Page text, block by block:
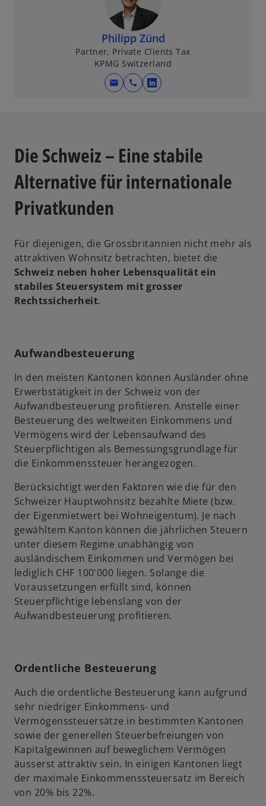
i
n
e
i
n
e
r
e
n
R
e
t
e
r
k
e
ö
f
f
n
e
t
Philipp Zünd
Partner, Private Clients Tax
KPMG Switzerland
mail call
w
n
i
n
e
u
e
s
t
e
r
k
a
r
e
g
e
ö
f
f
n
e
t
Die Schweiz – Eine stabile
Alternative für internationale
Privatkunden
Für diejenigen, die Grossbritannien nicht mehr als
attraktiven Wohnsitz betrachten, bietet die
Schweiz neben hoher Lebensqualität ein
stabiles Steuersystem mit grosser
Rechtssicherheit.
Aufwandbesteuerung
In den meisten Kantonen können Ausländer ohne
Erwerbstätigkeit in der Schweiz von der
Aufwandbesteuerung profitieren. Anstelle einer
Besteuerung des weltweiten Einkommens und
Vermögens wird der Lebensaufwand des
Steuerpflichtigen als Bemessungsgrundlage für
die Einkommenssteuer herangezogen.
Berücksichtigt werden Faktoren wie die für den
Schweizer Hauptwohnsitz bezahlte Miete (bzw.
der Eigenmietwert bei Wohneigentum). Je nach
gewähltem Kanton können die jährlichen Steuern
unter diesem Regime unabhängig von
ausländischem Einkommen und Vermögen bei
lediglich CHF 100'000 liegen. Solange die
Voraussetzungen erfüllt sind, können
Steuerpflichtige lebenslang von der
Aufwandbesteuerung profitieren.
Ordentliche Besteuerung
Auch die ordentliche Besteuerung kann aufgrund
sehr niedriger Einkommens- und
Vermögenssteuersätze in bestimmten Kantonen
sowie der generellen Steuerbefreiungen von
Kapitalgewinnen auf beweglichem Vermögen
äusserst attraktiv sein. In einigen Kantonen liegt
der maximale Einkommenssteuersatz im Bereich
von 20% bis 22%.